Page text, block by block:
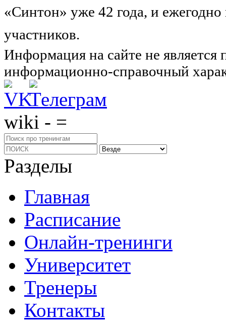
«Синтон» уже 42 года, и
участников.
Информация на сайте не
информационно-справочный
wiki - =
Разделы
Главная
Расписание
Онлайн-тренинги
Университет
Тренеры
Контакты